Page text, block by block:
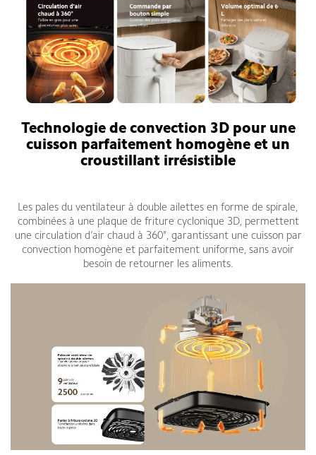
Technologie de convection 3D pour une
cuisson parfaitement homogène et un
croustillant irrésistible
Les pales du ventilateur à double ailettes en forme de spirale,
combinées à une plaque de friture cyclonique 3D, permettent
une circulation d’air chaud à 360°, garantissant une cuisson par
convection homogène et parfaitement uniforme, sans avoir
besoin de retourner les aliments.